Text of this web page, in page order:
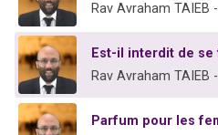
Rav Avraham TAIEB
Est-il interdit de se
Rav Avraham TAIEB
Parfum pour les